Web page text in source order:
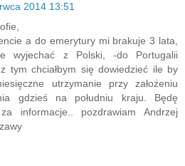
2014 13:51
a do emerytury mi brakuje 3 lata,
wyjechać z Polski, -do Portugalii
tym chciałbym się dowiedzieć ile by
utrzymanie przy założeniu
gdzieś na południu kraju. Będę
informacje.. pozdrawiam Andrzej